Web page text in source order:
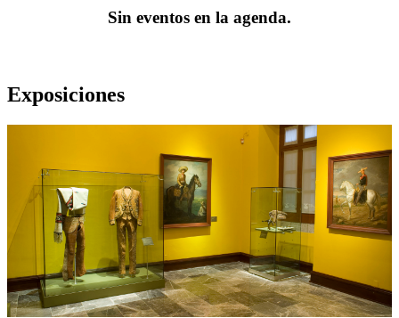
Sin eventos en la agenda.
Exposiciones